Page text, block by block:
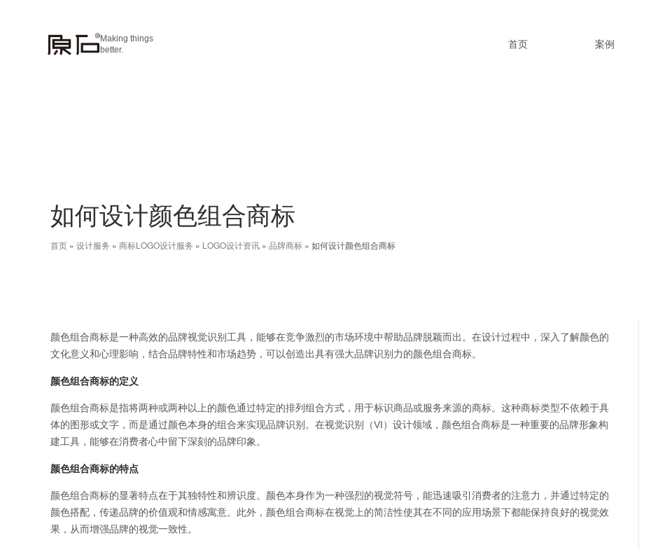
Making things
better.
首页 案例
如何设计颜色组合商标
首页 » 设计服务 » 商标LOGO设计服务 » LOGO设计资讯 » 品牌商标 » 如何设计颜色组合商标
颜色组合商标是一种高效的品牌视觉识别工具，能够在竞争激烈的市场环境中帮助品牌脱颖而出。在设计过程中，深入了解颜色的
文化意义和心理影响，结合品牌特性和市场趋势，可以创造出具有强大品牌识别力的颜色组合商标。
颜色组合商标的定义
颜色组合商标是指将两种或两种以上的颜色通过特定的排列组合方式，用于标识商品或服务来源的商标。这种商标类型不依赖于具
体的图形或文字，而是通过颜色本身的组合来实现品牌识别。在视觉识别（VI）设计领域，颜色组合商标是一种重要的品牌形象构
建工具，能够在消费者心中留下深刻的品牌印象。
颜色组合商标的特点
颜色组合商标的显著特点在于其独特性和辨识度。颜色本身作为一种强烈的视觉符号，能迅速吸引消费者的注意力，并通过特定的
颜色搭配，传递品牌的价值观和情感寓意。此外，颜色组合商标在视觉上的简洁性使其在不同的应用场景下都能保持良好的视觉效
果，从而增强品牌的视觉一致性。